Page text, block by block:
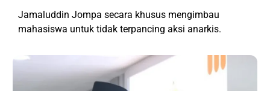
Jamaluddin Jompa secara khusus mengimbau
mahasiswa untuk tidak terpancing aksi anarkis.